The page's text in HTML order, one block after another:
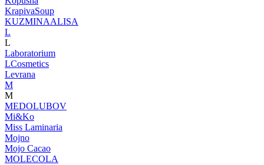
KrapivaSoup
KUZMINAALISA
L
L
Laboratorium
LCosmetics
Levrana
M
M
MEDOLUBOV
Mi&Ko
Miss Laminaria
Mojno
Mojo Cacao
MOLECOLA